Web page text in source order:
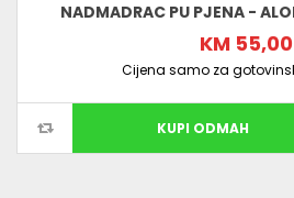
NADMADRAC PU PJENA -
KM 55,00
Cijena samo za
KUPI ODMAH